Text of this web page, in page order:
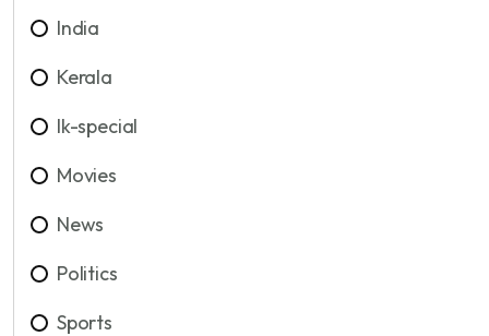
India
Kerala
lk-special
Movies
News
Politics
Sports